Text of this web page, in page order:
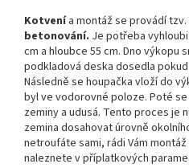
Kotvenía montáž se provádí
betonování. Je potřeba
cm a hloubce 55 cm. Dno výkopu
podkladová deska dosedla
Následně se houpačka vloží do
byl ve vodorovné poloze. Poté
zeminy a udusá. Tento proces je
zemina dosahovat úrovně
netroufáte sami, rádi Vám
naleznete v příplatkových